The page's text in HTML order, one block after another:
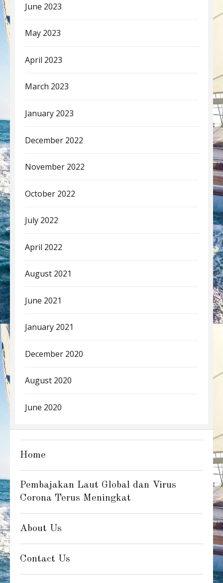
June 2023
May 2023
April 2023
March 2023
January 2023
December 2022
November 2022
October 2022
July 2022
April 2022
August 2021
June 2021
January 2021
December 2020
August 2020
June 2020
Home
Pembajakan Laut Global dan Virus
Corona Terus Meningkat
About Us
Contact Us